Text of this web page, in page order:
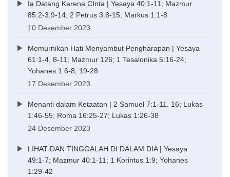
Ia Datang Karena CInta | Yesaya 40:1-11; Mazmur
85:2-3,9-14; 2 Petrus 3:8-15; Markus 1:1-8
10 Desember 2023
Memurnikan Hati Menyambut Pengharapan | Yesaya
61:1-4, 8-11; Mazmur 126; 1 Tesalonika 5:16-24;
Yohanes 1:6-8, 19-28
17 Desember 2023
Menanti dalam Ketaatan | 2 Samuel 7:1-11, 16; Lukas
1:46-55; Roma 16:25-27; Lukas 1:26-38
24 Desember 2023
LIHAT DAN TINGGALAH DI DALAM DIA | Yesaya
49:1-7; Mazmur 40:1-11; 1 Korintus 1:9; Yohanes
1:29-42